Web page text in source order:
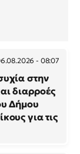
- 08:07
στην
διαρροές
Δήμου
για τις